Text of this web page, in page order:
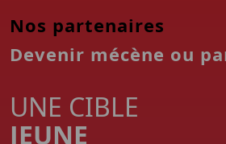
Nos partenaires
Devenir mécène ou
UNE CIBLE
JEUNE